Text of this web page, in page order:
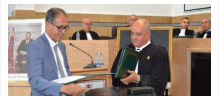
و
م
ل
ن
ض
و
ا
ل
إ
ل
ك